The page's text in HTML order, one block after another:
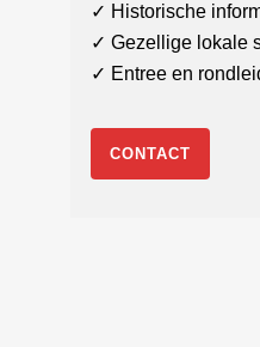
✓ Historische
✓ Gezellige lokale
✓ Entree en
CONTACT